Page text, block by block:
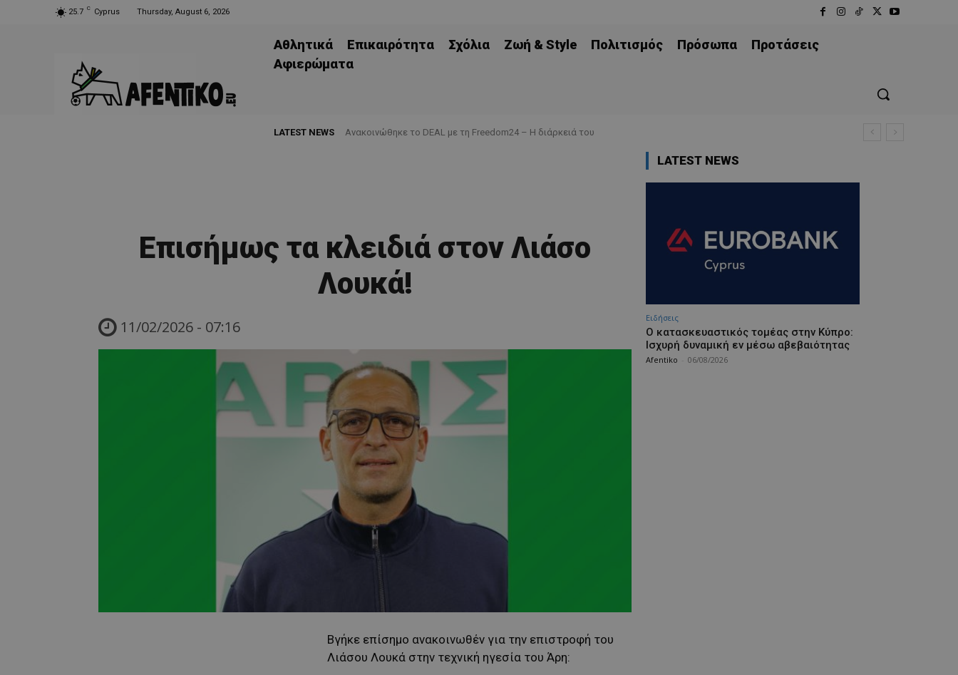
25.7 C Cyprus Thursday, August 6, 2026
Αθλητικά Επικαιρότητα Σχόλια Ζωή & Style Πολιτισμός Πρόσωπα
Προτάσεις
Aφιερώματα
LATEST NEWS Ανακοινώθηκε το DEAL με τη Freedom24 – Η διάρκειά του
Επισήμως τα κλειδιά στον Λιάσο
Λουκά!
11/02/2026 - 07:16
Βγήκε επίσημο ανακοινωθέν για την επιστροφή του
Λιάσου Λουκά στην τεχνική ηγεσία του Άρη:
LATEST NEWS
Ειδήσεις
Ο κατασκευαστικός τομέας στην Κύπρο:
Ισχυρή δυναμική εν μέσω αβεβαιότητας
Afentiko 06/08/2026